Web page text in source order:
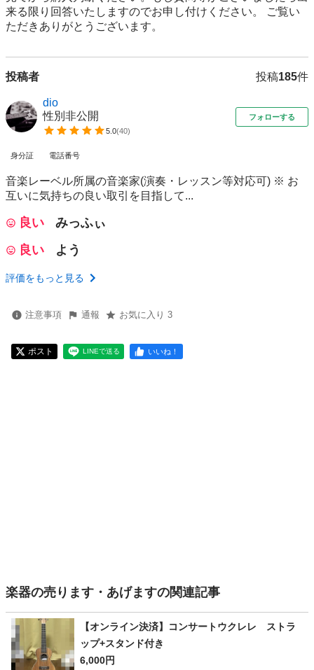
来る限り回答いたしますのでお申し付けください。 ご覧い
ただきありがとうございます。
投稿者 投稿185件
dio
性別非公開
5.0(40)
フォローする
身分証 電話番号
音楽レーベル所属の音楽家(演奏・レッスン等対応可) ※ お
互いに気持ちの良い取引を目指して...
良い
みっふぃ
良い
よう
評価をもっと見る
注意事項 通報 お気に入り 3
ポスト LINEで送る いいね！
楽器の売ります・あげますの関連記事
【オンライン決済】コンサートウクレレ ストラ
ップ+スタンド付き
6,000円